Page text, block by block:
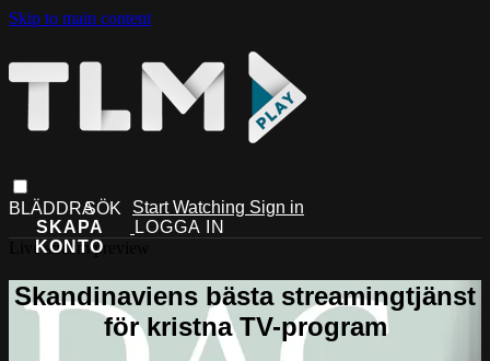
Skip to main content
Start Watching Sign in
Live stream preview